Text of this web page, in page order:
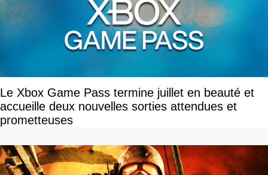
Le Xbox Game Pass termine juillet en beauté et
accueille deux nouvelles sorties attendues et
prometteuses